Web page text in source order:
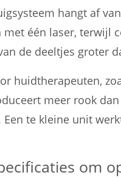
hangt af
één laser, terwijl
de deeltjes groter
huidtherapeuten,
meer rook
Een te kleine unit
om